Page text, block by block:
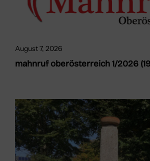
August 7, 2026
mahnruf oberösterreich 1/2026